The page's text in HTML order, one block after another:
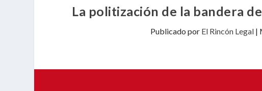
La politización de la bandera
Publicado por El Rincón Legal |